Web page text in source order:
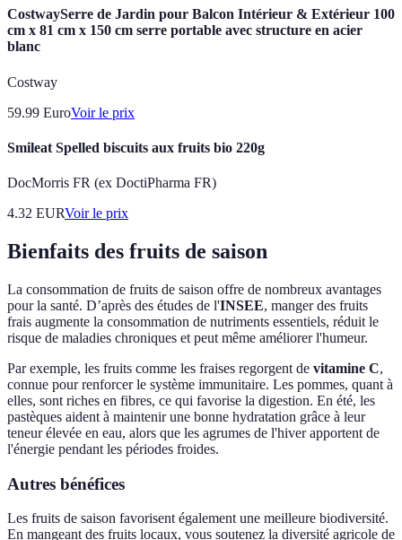
CostwaySerre de Jardin pour Balcon Intérieur & Extérieur 100
cm x 81 cm x 150 cm serre portable avec structure en acier
blanc
Costway
59.99 EuroVoir le prix
Smileat Spelled biscuits aux fruits bio 220g
DocMorris FR (ex DoctiPharma FR)
4.32 EURVoir le prix
Bienfaits des fruits de saison
La consommation de fruits de saison offre de nombreux avantages
pour la santé. D’après des études de l'INSEE, manger des fruits
frais augmente la consommation de nutriments essentiels, réduit le
risque de maladies chroniques et peut même améliorer l'humeur.
Par exemple, les fruits comme les fraises regorgent de vitamine C,
connue pour renforcer le système immunitaire. Les pommes, quant à
elles, sont riches en fibres, ce qui favorise la digestion. En été, les
pastèques aident à maintenir une bonne hydratation grâce à leur
teneur élevée en eau, alors que les agrumes de l'hiver apportent de
l'énergie pendant les périodes froides.
Autres bénéfices
Les fruits de saison favorisent également une meilleure biodiversité.
En mangeant des fruits locaux, vous soutenez la diversité agricole de